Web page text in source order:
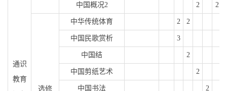
通识
教育
中国概况2 2 2
选修
中华传统体育 2 2
中国民歌赏析 3
中国结 2
中国剪纸艺术 2
中国书法 2